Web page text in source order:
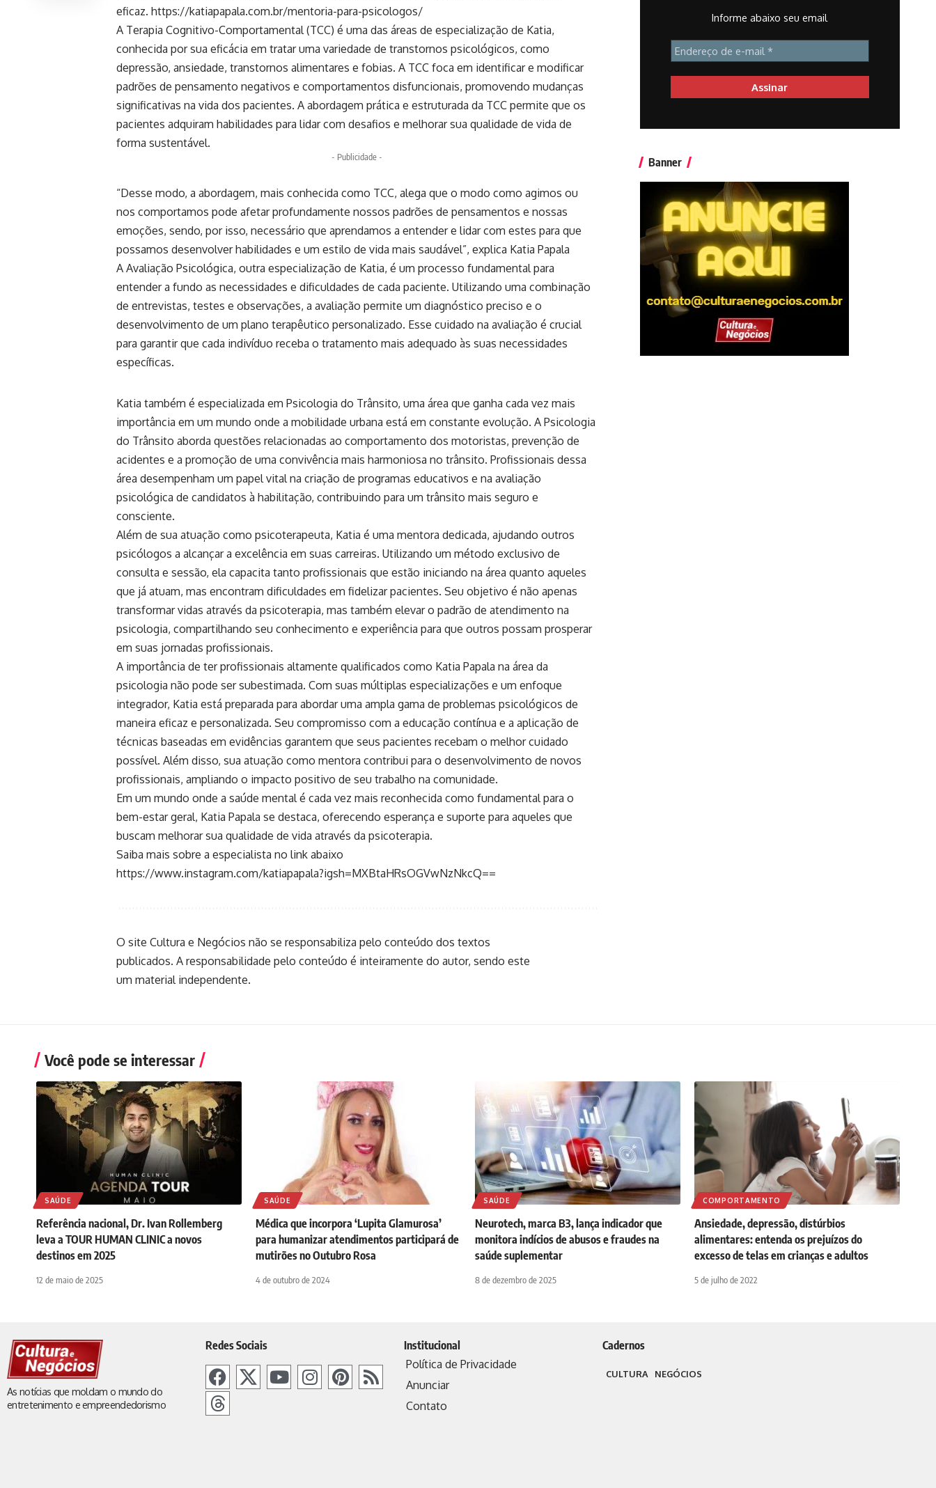
eficaz. https://katiapapala.com.br/mentoria-para-psicologos/
A Terapia Cognitivo-Comportamental (TCC) é uma das áreas de especialização de Katia,
conhecida por sua eficácia em tratar uma variedade de transtornos psicológicos, como
depressão, ansiedade, transtornos alimentares e fobias. A TCC foca em identificar e modificar
padrões de pensamento negativos e comportamentos disfuncionais, promovendo mudanças
significativas na vida dos pacientes. A abordagem prática e estruturada da TCC permite que os
pacientes adquiram habilidades para lidar com desafios e melhorar sua qualidade de vida de
forma sustentável.
- Publicidade -
“Desse modo, a abordagem, mais conhecida como TCC, alega que o modo como agimos ou
nos comportamos pode afetar profundamente nossos padrões de pensamentos e nossas
emoções, sendo, por isso, necessário que aprendamos a entender e lidar com estes para que
possamos desenvolver habilidades e um estilo de vida mais saudável”, explica Katia Papala
A Avaliação Psicológica, outra especialização de Katia, é um processo fundamental para
entender a fundo as necessidades e dificuldades de cada paciente. Utilizando uma combinação
de entrevistas, testes e observações, a avaliação permite um diagnóstico preciso e o
desenvolvimento de um plano terapêutico personalizado. Esse cuidado na avaliação é crucial
para garantir que cada indivíduo receba o tratamento mais adequado às suas necessidades
específicas.
Katia também é especializada em Psicologia do Trânsito, uma área que ganha cada vez mais
importância em um mundo onde a mobilidade urbana está em constante evolução. A Psicologia
do Trânsito aborda questões relacionadas ao comportamento dos motoristas, prevenção de
acidentes e a promoção de uma convivência mais harmoniosa no trânsito. Profissionais dessa
área desempenham um papel vital na criação de programas educativos e na avaliação
psicológica de candidatos à habilitação, contribuindo para um trânsito mais seguro e
consciente.
Além de sua atuação como psicoterapeuta, Katia é uma mentora dedicada, ajudando outros
psicólogos a alcançar a excelência em suas carreiras. Utilizando um método exclusivo de
consulta e sessão, ela capacita tanto profissionais que estão iniciando na área quanto aqueles
que já atuam, mas encontram dificuldades em fidelizar pacientes. Seu objetivo é não apenas
transformar vidas através da psicoterapia, mas também elevar o padrão de atendimento na
psicologia, compartilhando seu conhecimento e experiência para que outros possam prosperar
em suas jornadas profissionais.
A importância de ter profissionais altamente qualificados como Katia Papala na área da
psicologia não pode ser subestimada. Com suas múltiplas especializações e um enfoque
integrador, Katia está preparada para abordar uma ampla gama de problemas psicológicos de
maneira eficaz e personalizada. Seu compromisso com a educação contínua e a aplicação de
técnicas baseadas em evidências garantem que seus pacientes recebam o melhor cuidado
possível. Além disso, sua atuação como mentora contribui para o desenvolvimento de novos
profissionais, ampliando o impacto positivo de seu trabalho na comunidade.
Em um mundo onde a saúde mental é cada vez mais reconhecida como fundamental para o
bem-estar geral, Katia Papala se destaca, oferecendo esperança e suporte para aqueles que
buscam melhorar sua qualidade de vida através da psicoterapia.
Saiba mais sobre a especialista no link abaixo
https://www.instagram.com/katiapapala?igsh=MXBtaHRsOGVwNzNkcQ==
O site Cultura e Negócios não se responsabiliza pelo conteúdo dos textos
publicados. A responsabilidade pelo conteúdo é inteiramente do autor, sendo este
um material independente.
Informe abaixo seu email
Banner
Você pode se interessar
SAÚDE
Referência nacional, Dr. Ivan Rollemberg
leva a TOUR HUMAN CLINIC a novos
destinos em 2025
12 de maio de 2025
SAÚDE
Médica que incorpora ‘Lupita Glamurosa’
para humanizar atendimentos participará de
mutirões no Outubro Rosa
4 de outubro de 2024
SAÚDE
Neurotech, marca B3, lança indicador que
monitora indícios de abusos e fraudes na
saúde suplementar
8 de dezembro de 2025
COMPORTAMENTO
Ansiedade, depressão, distúrbios
alimentares: entenda os prejuízos do
excesso de telas em crianças e adultos
5 de julho de 2022
As notícias que moldam o mundo do
entretenimento e empreendedorismo
Redes Sociais
Institucional
Política de Privacidade
Anunciar
Contato
Cadernos
CULTURA NEGÓCIOS